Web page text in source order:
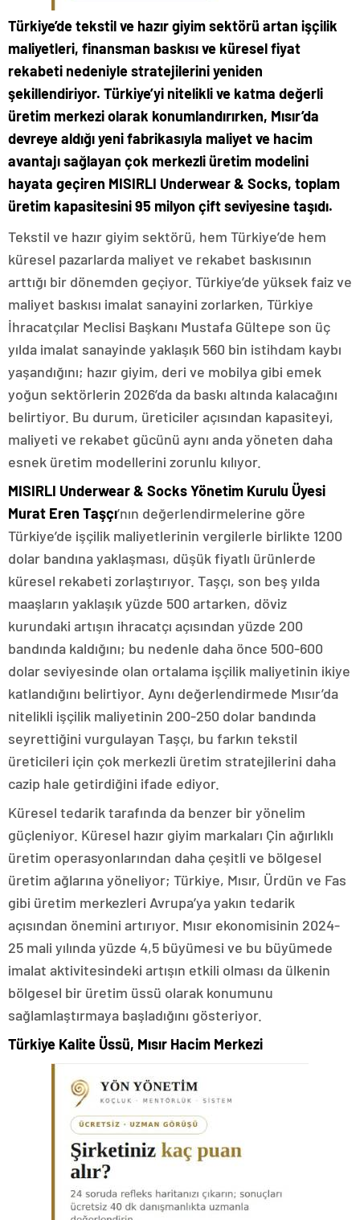
Türkiye’de tekstil ve hazır giyim sektörü artan işçilik
maliyetleri, finansman baskısı ve küresel fiyat
rekabeti nedeniyle stratejilerini yeniden
şekillendiriyor. Türkiye’yi nitelikli ve katma değerli
üretim merkezi olarak konumlandırırken, Mısır’da
devreye aldığı yeni fabrikasıyla maliyet ve hacim
avantajı sağlayan çok merkezli üretim modelini
hayata geçiren MISIRLI Underwear & Socks, toplam
üretim kapasitesini 95 milyon çift seviyesine taşıdı.
Tekstil ve hazır giyim sektörü, hem Türkiye’de hem
küresel pazarlarda maliyet ve rekabet baskısının
arttığı bir dönemden geçiyor. Türkiye’de yüksek faiz ve
maliyet baskısı imalat sanayini zorlarken, Türkiye
İhracatçılar Meclisi Başkanı Mustafa Gültepe son üç
yılda imalat sanayinde yaklaşık 560 bin istihdam kaybı
yaşandığını; hazır giyim, deri ve mobilya gibi emek
yoğun sektörlerin 2026’da da baskı altında kalacağını
belirtiyor. Bu durum, üreticiler açısından kapasiteyi,
maliyeti ve rekabet gücünü aynı anda yöneten daha
esnek üretim modellerini zorunlu kılıyor.
MISIRLI Underwear & Socks Yönetim Kurulu Üyesi
Murat Eren Taşçı’nın değerlendirmelerine göre
Türkiye’de işçilik maliyetlerinin vergilerle birlikte 1200
dolar bandına yaklaşması, düşük fiyatlı ürünlerde
küresel rekabeti zorlaştırıyor. Taşçı, son beş yılda
maaşların yaklaşık yüzde 500 artarken, döviz
kurundaki artışın ihracatçı açısından yüzde 200
bandında kaldığını; bu nedenle daha önce 500-600
dolar seviyesinde olan ortalama işçilik maliyetinin ikiye
katlandığını belirtiyor. Aynı değerlendirmede Mısır’da
nitelikli işçilik maliyetinin 200-250 dolar bandında
seyrettiğini vurgulayan Taşçı, bu farkın tekstil
üreticileri için çok merkezli üretim stratejilerini daha
cazip hale getirdiğini ifade ediyor.
Küresel tedarik tarafında da benzer bir yönelim
güçleniyor. Küresel hazır giyim markaları Çin ağırlıklı
üretim operasyonlarından daha çeşitli ve bölgesel
üretim ağlarına yöneliyor; Türkiye, Mısır, Ürdün ve Fas
gibi üretim merkezleri Avrupa’ya yakın tedarik
açısından önemini artırıyor. Mısır ekonomisinin 2024-
25 mali yılında yüzde 4,5 büyümesi ve bu büyümede
imalat aktivitesindeki artışın etkili olması da ülkenin
bölgesel bir üretim üssü olarak konumunu
sağlamlaştırmaya başladığını gösteriyor.
Türkiye Kalite Üssü, Mısır Hacim Merkezi